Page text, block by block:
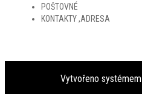
POŠTOVNÉ
KONTAKTY ,ADRESA
Vytvořeno systémem